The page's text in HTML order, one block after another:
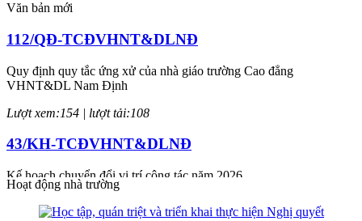
Văn bản mới
112/QĐ-TCĐVHNT&DLNĐ
Quy định quy tắc ứng xử của nhà giáo trường Cao đẳng
VHNT&DL Nam Định
Lượt xem:154 | lượt tải:108
43/KH-TCĐVHNT&DLNĐ
Kế hoạch chuyển đổi vị trí công tác năm 2026
Lượt xem:247 | lượt tải:149
Hoạt động nhà trường